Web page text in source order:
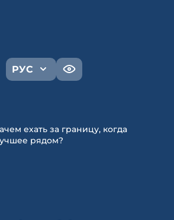
РУС
ехать за границу, когда
рядом?